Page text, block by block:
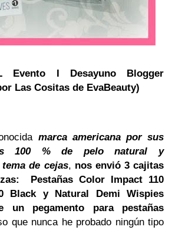
Evento I Desayuno Blogger
Las Cositas de EvaBeauty)
marca americana por sus
100 % de pelo natural y
de cejas, nos envió 3 cajitas
Pestañas Color Impact 110
Black y Natural Demi Wispies
un pegamento para pestañas
que nunca he probado ningún tipo